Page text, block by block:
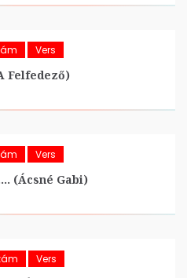
Vers
Felfedező)
Vers
(Ácsné Gabi)
Vers